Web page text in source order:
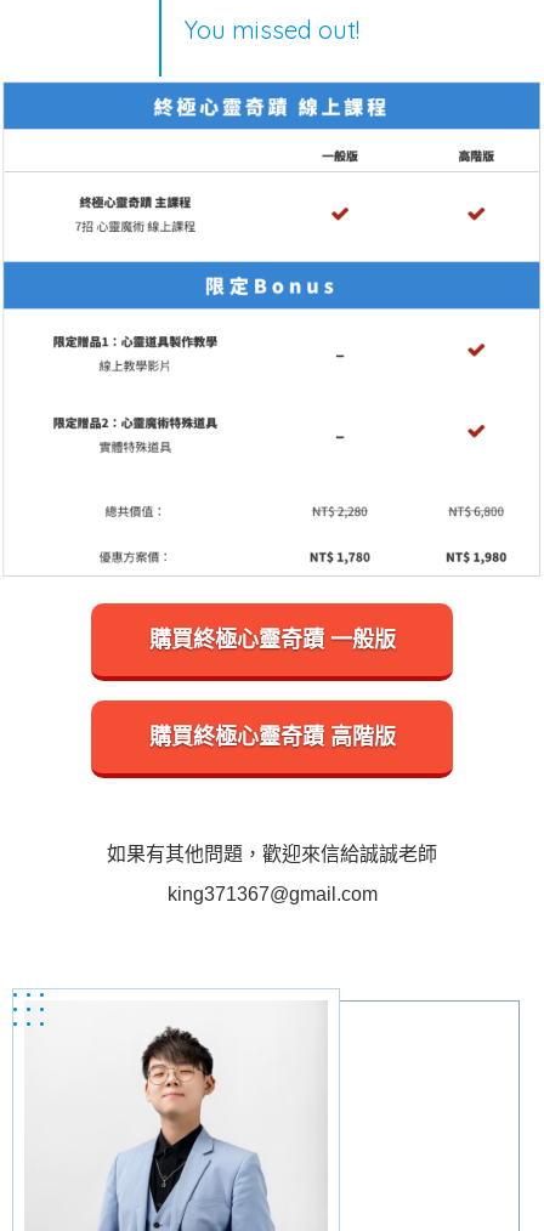
You missed out!
購買終極心靈奇蹟 一般版
購買終極心靈奇蹟 高階版
如果有其他問題，歡迎來信給誠誠老師
king371367@gmail.com